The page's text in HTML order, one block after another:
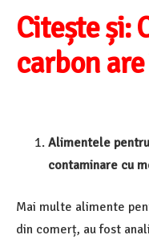
Citește și:
carbon
Alimentele
contaminare cu
Mai multe alimente
din comerț, au fost